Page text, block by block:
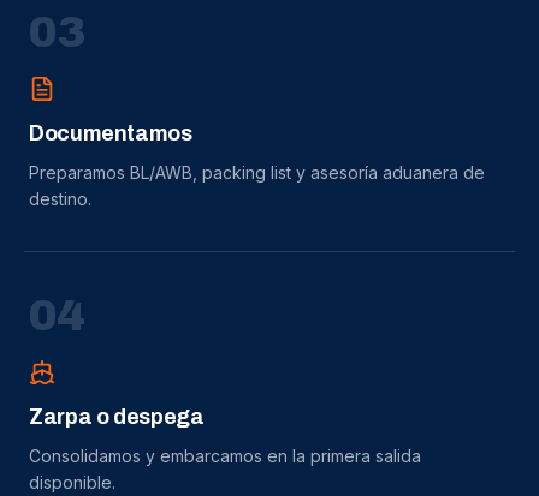
03
Documentamos
Preparamos BL/AWB, packing list y asesoría aduanera de
destino.
04
Zarpa o despega
Consolidamos y embarcamos en la primera salida
disponible.